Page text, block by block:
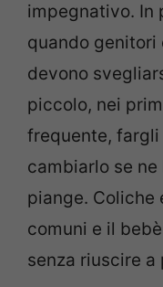
impegnativo. In
quando genitori
devono
piccolo, nei
frequente,
cambiarlo se
piange. Coliche
comuni e il
senza riuscire a